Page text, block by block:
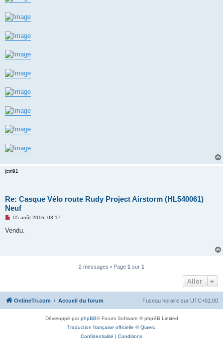
jctri91
Re: Casque Vélo route Rudy Project Airstorm (HL540061)
Neuf
M
s
05 août 2016, 08:17
Vendu.
2 messages • Page 1 sur 1
Aller
OnlineTri.com Accueil du forum Fuseau horaire sur UTC+01:00
Développé parphpBB® Forum Software © phpBB Limited
Traduction française officielle ©Qiaeru
Confidentialité
Conditions